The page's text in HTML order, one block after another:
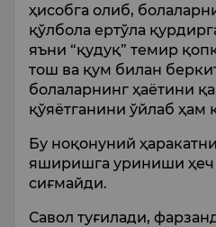
ҳисобга олиб,
қўлбола ертўла
яъни “қудуқ” темир
тош ва қум билан
болаларнинг ҳаётини
қўяётганини ўйлаб ҳам
Бу ноқонуний
яширишга уриниши ҳеч
сиғмайди.
Савол туғилади,